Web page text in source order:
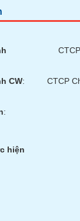
CW:
CTCP
:
hiện